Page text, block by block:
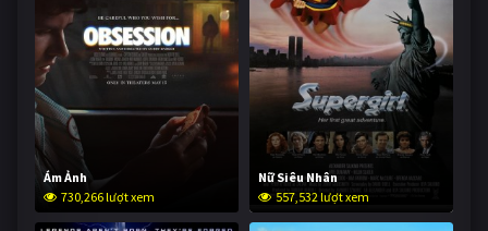
Ám Ảnh
730,266 lượt xem
Nữ Siêu Nhân
557,532 lượt xem